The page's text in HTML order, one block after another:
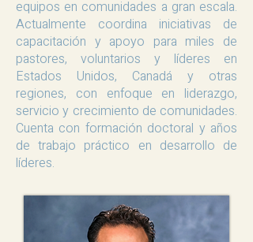
equipos en comunidades a gran escala.
Actualmente coordina iniciativas de
capacitación y apoyo para miles de
pastores, voluntarios y líderes en
Estados Unidos, Canadá y otras
regiones, con enfoque en liderazgo,
servicio y crecimiento de comunidades.
Cuenta con formación doctoral y años
de trabajo práctico en desarrollo de
líderes.